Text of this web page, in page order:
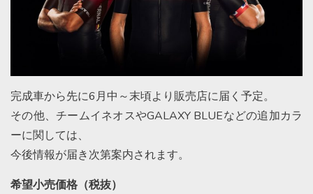
完成車から先に6月中～末頃より販売店に届く予定。
その他、チームイネオスやGALAXY BLUEなどの追加カラ
ーに関しては、
今後情報が届き次第案内されます。
希望小売価格（税抜）